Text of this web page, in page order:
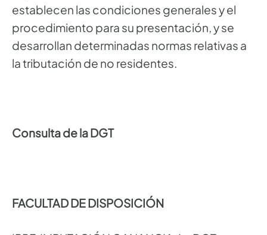
establecen las condiciones generales y el
procedimiento para su presentación, y se
desarrollan determinadas normas relativas a
la tributación de no residentes.
Consulta de la DGT
FACULTAD DE DISPOSICIÓN